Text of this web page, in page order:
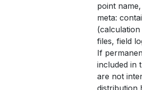
point
meta:
files, field
If
included in
are not
distribution